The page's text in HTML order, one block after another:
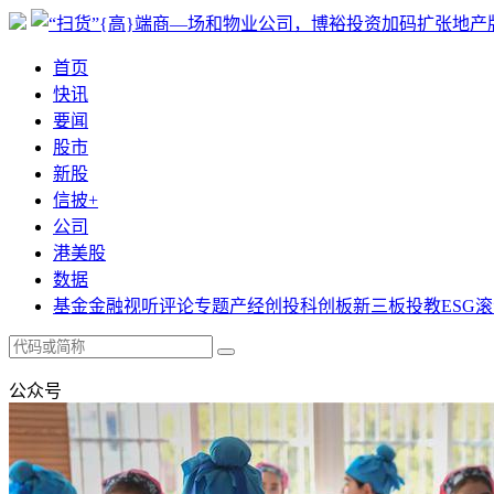
首页
快讯
要闻
股市
新股
信披+
公司
港美股
数据
基金金融视听评论专题产经创投科创板新三板投教ESG
公众号